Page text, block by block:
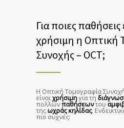
Για ποιες παθήσεις
χρήσιμη η Οπτική
Συνοχής – OCT;
Η Οπτική Τομογραφία
είναιχρήσιμηγια τη
πολλώνπαθήσεωντου
τηςωχράς κηλίδας.
πιο συχνές: